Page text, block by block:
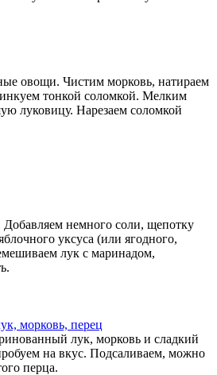
овощи. Чистим морковь, натираем
тонкой соломкой. Мелким
луковицу. Нарезаем соломкой
немного соли, щепотку
уксуса (или ягодного,
лук с маринадом,
лук, морковь и сладкий
на вкус. Подсаливаем, можно
перца.